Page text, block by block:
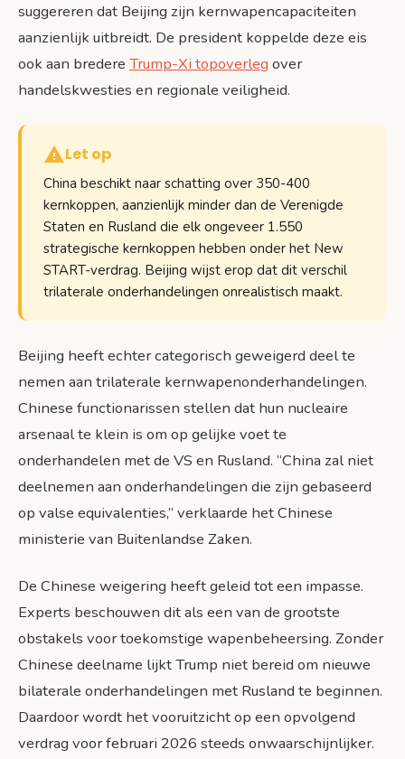
suggereren dat Beijing zijn kernwapencapaciteiten
aanzienlijk uitbreidt. De president koppelde deze eis
ook aan bredere Trump-Xi topoverleg over
handelskwesties en regionale veiligheid.
Let op
China beschikt naar schatting over 350-400
kernkoppen, aanzienlijk minder dan de Verenigde
Staten en Rusland die elk ongeveer 1.550
strategische kernkoppen hebben onder het New
START-verdrag. Beijing wijst erop dat dit verschil
trilaterale onderhandelingen onrealistisch maakt.
Beijing heeft echter categorisch geweigerd deel te
nemen aan trilaterale kernwapenonderhandelingen.
Chinese functionarissen stellen dat hun nucleaire
arsenaal te klein is om op gelijke voet te
onderhandelen met de VS en Rusland. “China zal niet
deelnemen aan onderhandelingen die zijn gebaseerd
op valse equivalenties,” verklaarde het Chinese
ministerie van Buitenlandse Zaken.
De Chinese weigering heeft geleid tot een impasse.
Experts beschouwen dit als een van de grootste
obstakels voor toekomstige wapenbeheersing. Zonder
Chinese deelname lijkt Trump niet bereid om nieuwe
bilaterale onderhandelingen met Rusland te beginnen.
Daardoor wordt het vooruitzicht op een opvolgend
verdrag voor februari 2026 steeds onwaarschijnlijker.